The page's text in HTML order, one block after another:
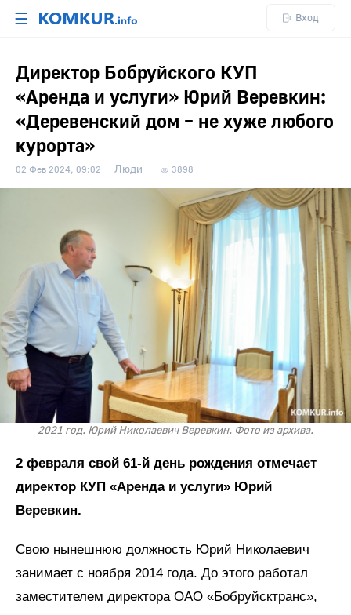
☰ Вход
Директор Бобруйского КУП
«Аренда и услуги» Юрий Веревкин:
«Деревенский дом – не хуже любого
курорта»
02 Фев 2024, 09:02 Люди 3898
2021 год. Юрий Николаевич Веревкин. Фото из архива.
2 февраля свой 61-й день рождения отмечает
директор КУП «Аренда и услуги» Юрий
Веревкин.
Свою нынешнюю должность Юрий Николаевич
занимает с ноября 2014 года. До этого работал
заместителем директора ОАО «Бобруйсктранс»,